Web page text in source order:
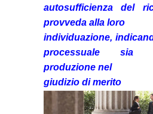
autosufficienza del
provveda alla loro
individuazione,
processuale sia
produzione nel
giudizio di merito